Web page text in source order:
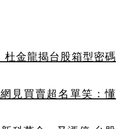
杜金龍揭台股箱型密碼
見買賣超名單笑：懂